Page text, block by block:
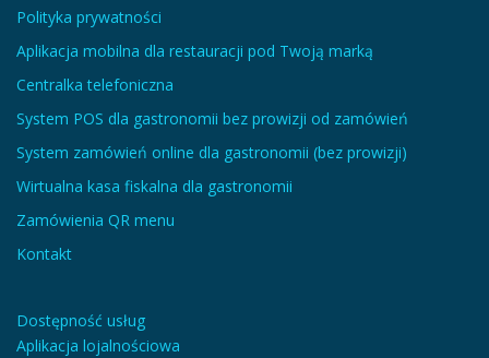
Polityka prywatności
Aplikacja mobilna dla restauracji pod Twoją marką
Centralka telefoniczna
System POS dla gastronomii bez prowizji od zamówień
System zamówień online dla gastronomii (bez prowizji)
Wirtualna kasa fiskalna dla gastronomii
Zamówienia QR menu
Kontakt
Dostępność usług
Aplikacja lojalnościowa